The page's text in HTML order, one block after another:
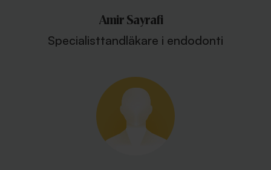
Amir Sayrafi
Specialisttandläkare i endodonti